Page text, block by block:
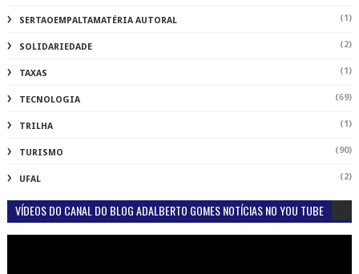
SERTAOEMPALTAMATÉRIA AUTORAL (1)
SOLIDARIEDADE (2)
TAXAS (1)
TECNOLOGIA (69)
TRILHA (1)
TURISMO (90)
UFAL (2)
VÍDEOS DO CANAL DO BLOG ADALBERTO GOMES NOTÍCIAS NO YOU TUBE